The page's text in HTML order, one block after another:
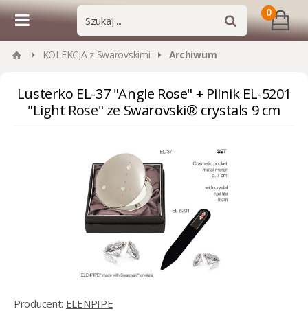
0
KOLEKCJA z Swarovskimi Archiwum
Lusterko EL-37 "Angle Rose" + Pilnik EL-5201
"Light Rose" ze Swarovski® crystals 9 cm
Producent: ELENPIPE